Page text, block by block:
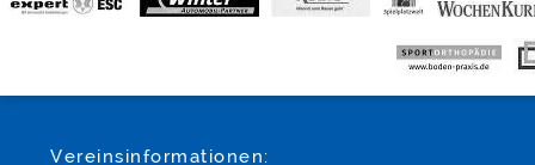
Vereinsinformationen: